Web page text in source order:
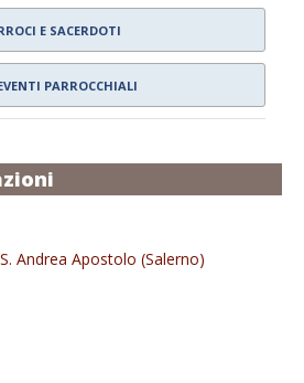
E SACERDOTI
PARROCCHIALI
Andrea Apostolo (Salerno)